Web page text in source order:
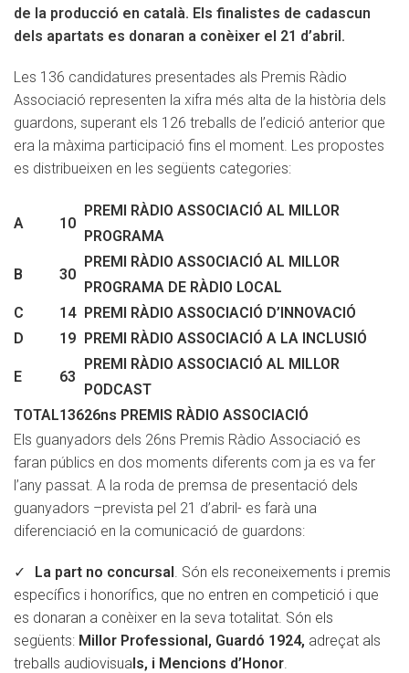
de la producció en català. Els finalistes de cadascun
dels apartats es donaran a conèixer el 21 d’abril.
Les 136 candidatures presentades als Premis Ràdio
Associació representen la xifra més alta de la història dels
guardons, superant els 126 treballs de l’edició anterior que
era la màxima participació fins el moment. Les propostes
es distribueixen en les següents categories:
A 10
PREMI RÀDIO ASSOCIACIÓ AL MILLOR
PROGRAMA
B 30
PREMI RÀDIO ASSOCIACIÓ AL MILLOR
PROGRAMA DE RÀDIO LOCAL
C
14 PREMI RÀDIO ASSOCIACIÓ D’INNOVACIÓ
D
19 PREMI RÀDIO ASSOCIACIÓ A LA INCLUSIÓ
E 63
PREMI RÀDIO ASSOCIACIÓ AL MILLOR
PODCAST
TOTAL13626ns PREMIS RÀDIO ASSOCIACIÓ
Els guanyadors dels 26ns Premis Ràdio Associació es
faran públics en dos moments diferents com ja es va fer
l’any passat. A la roda de premsa de presentació dels
guanyadors –prevista pel 21 d’abril- es farà una
diferenciació en la comunicació de guardons:
La part no concursal . Són els reconeixements i premis
específics i honorífics, que no entren en competició i que
es donaran a conèixer en la seva totalitat. Són els
següents: Millor Professional, Guardó 1924, adreçat als
treballs audiovisuals, i Mencions d’Honor